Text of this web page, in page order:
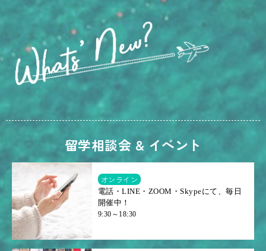
留学相談会 & イベント
オンライン
電話・LINE・ZOOM・Skypeにて、毎日
開催中！
9:30～18:30